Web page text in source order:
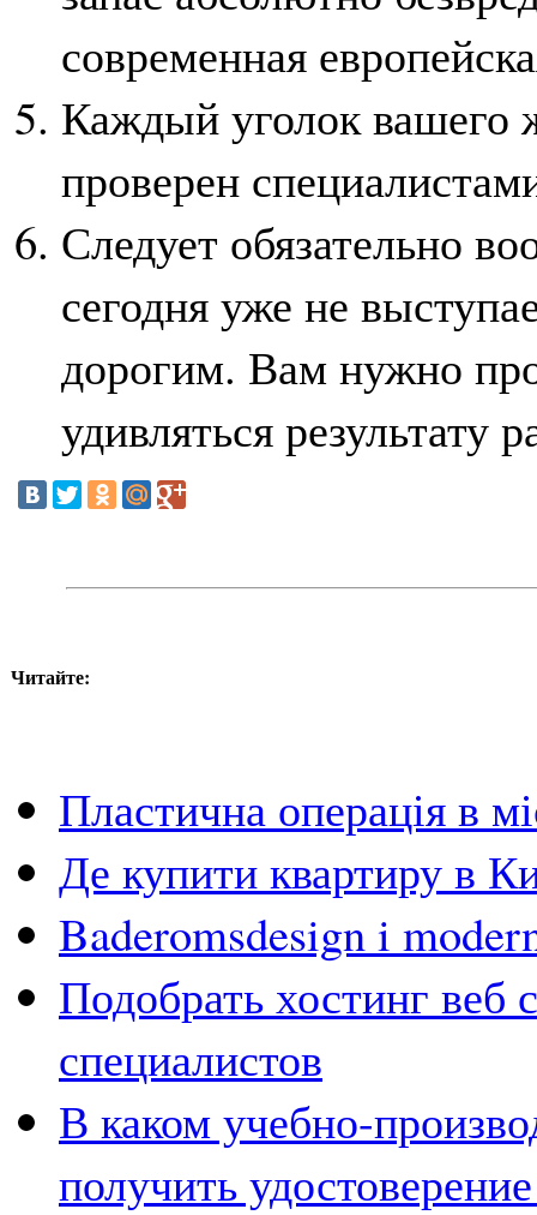
современная
Каждый уголок вашего
проверен
Следует обязательно
сегодня уже не
дорогим. Вам нужно
удивляться результату
Читайте:
Пластична операція в
Де купити квартиру в
Baderomsdesign i
Подобрать хостинг веб
специалистов
В каком учебно-
получить